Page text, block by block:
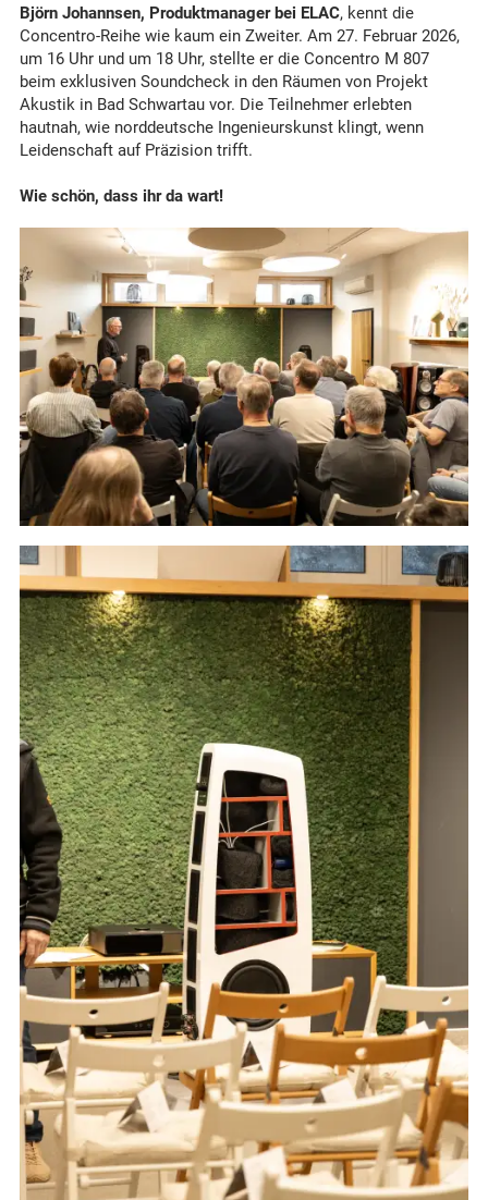
Björn Johannsen, Produktmanager bei ELAC, kennt die
Concentro-Reihe wie kaum ein Zweiter. Am 27. Februar 2026,
um 16 Uhr und um 18 Uhr, stellte er die Concentro M 807
beim exklusiven Soundcheck in den Räumen von Projekt
Akustik in Bad Schwartau vor. Die Teilnehmer erlebten
hautnah, wie norddeutsche Ingenieurskunst klingt, wenn
Leidenschaft auf Präzision trifft.
Wie schön, dass ihr da wart!